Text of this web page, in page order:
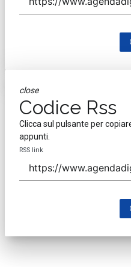
close
Codice Rss
Clicca sul pulsante per
appunti.
RSS link